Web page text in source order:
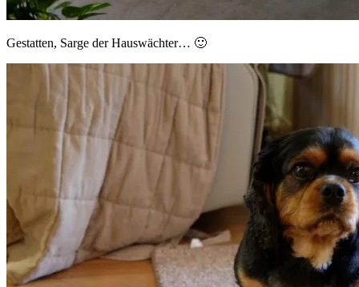
Gestatten, Sarge der Hauswächter… 🙂